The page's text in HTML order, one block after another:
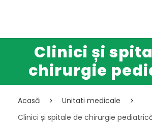
Clinici și
chirurgie
Acasă
Unitati medicale
Clinici și spitale de chirurgie